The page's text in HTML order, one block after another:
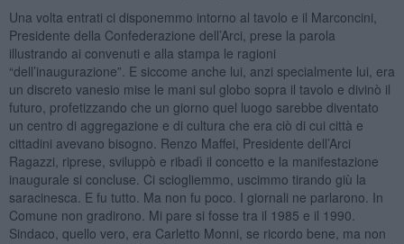
Una volta entrati ci disponemmo intorno al tavolo e il Marconcini,
Presidente della Confederazione dell’Arci, prese la parola
illustrando ai convenuti e alla stampa le ragioni
“dell’inaugurazione”. E siccome anche lui, anzi specialmente lui, era
un discreto vanesio mise le mani sul globo sopra il tavolo e divinò il
futuro, profetizzando che un giorno quel luogo sarebbe diventato
un centro di aggregazione e di cultura che era ciò di cui città e
cittadini avevano bisogno. Renzo Maffei, Presidente dell’Arci
Ragazzi, riprese, sviluppò e ribadì il concetto e la manifestazione
inaugurale si concluse. Ci sciogliemmo, uscimmo tirando giù la
saracinesca. E fu tutto. Ma non fu poco. I giornali ne parlarono. In
Comune non gradirono. Mi pare si fosse tra il 1985 e il 1990.
Sindaco, quello vero, era Carletto Monni, se ricordo bene, ma non